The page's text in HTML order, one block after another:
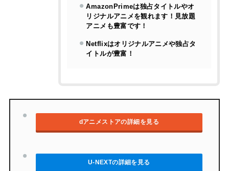
AmazonPrimeは独占タイトルやオ
リジナルアニメを観れます！見放題
アニメも豊富です！
Netflixはオリジナルアニメや独占タ
イトルが豊富！
dアニメストアの詳細を見る
U-NEXTの詳細を見る